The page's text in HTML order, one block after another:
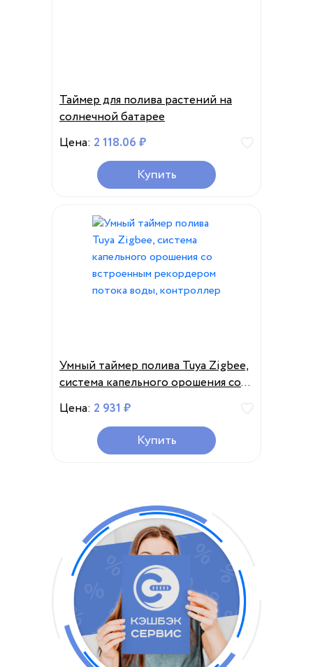
Таймер для полива растений на
солнечной батарее
Цена: 2 118.06 ₽
Купить
Умный таймер полива Tuya Zigbee,
система капельного орошения со
встроенным рекордером потока
воды, контроллер
Цена: 2 931 ₽
Купить